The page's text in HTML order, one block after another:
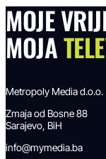
MOJE
MOJA
Metropoly Media d.o.o.
Zmaja od Bosne 88
Sarajevo, BiH
info@mymedia.ba